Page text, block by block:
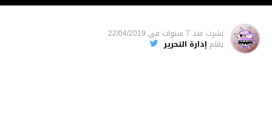
نشرت منذ 7 سنوات فى 22/04/2019
بقلم إدارة التحرير